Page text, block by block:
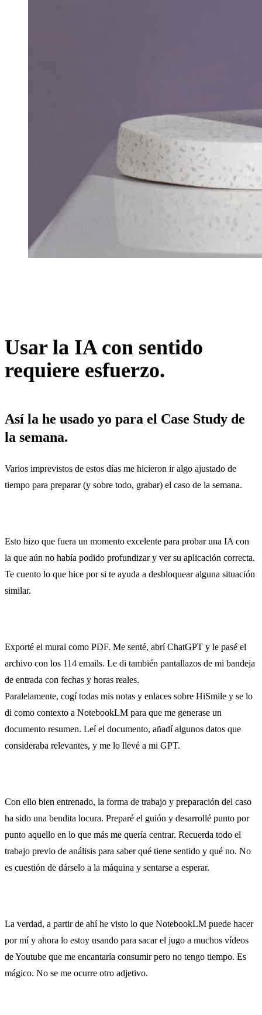
Usar la IA con sentido
requiere esfuerzo.
Así la he usado yo para el Case Study de
la semana.
Varios imprevistos de estos días me hicieron ir algo ajustado de
tiempo para preparar (y sobre todo, grabar) el caso de la semana.
Esto hizo que fuera un momento excelente para probar una IA con
la que aún no había podido profundizar y ver su aplicación correcta.
Te cuento lo que hice por si te ayuda a desbloquear alguna situación
similar.
Exporté el mural como PDF. Me senté, abrí ChatGPT y le pasé el
archivo con los 114 emails. Le di también pantallazos de mi bandeja
de entrada con fechas y horas reales.
Paralelamente, cogí todas mis notas y enlaces sobre HiSmile y se lo
di como contexto a NotebookLM para que me generase un
documento resumen. Leí el documento, añadí algunos datos que
consideraba relevantes, y me lo llevé a mi GPT.
Con ello bien entrenado, la forma de trabajo y preparación del caso
ha sido una bendita locura. Preparé el guión y desarrollé punto por
punto aquello en lo que más me quería centrar. Recuerda todo el
trabajo previo de análisis para saber qué tiene sentido y qué no. No
es cuestión de dárselo a la máquina y sentarse a esperar.
La verdad, a partir de ahí he visto lo que NotebookLM puede hacer
por mí y ahora lo estoy usando para sacar el jugo a muchos vídeos
de Youtube que me encantaría consumir pero no tengo tiempo. Es
mágico. No se me ocurre otro adjetivo.